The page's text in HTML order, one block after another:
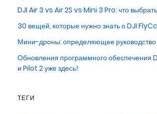
DJI Air 3 vs Air 2S vs Mini 3 Pro: что
30 вещей, которые нужно знать о DJI
Мини-дроны: определяющее руководство
Обновления программного обеспечения
и Pilot 2 уже здесь!
ТЕГИ